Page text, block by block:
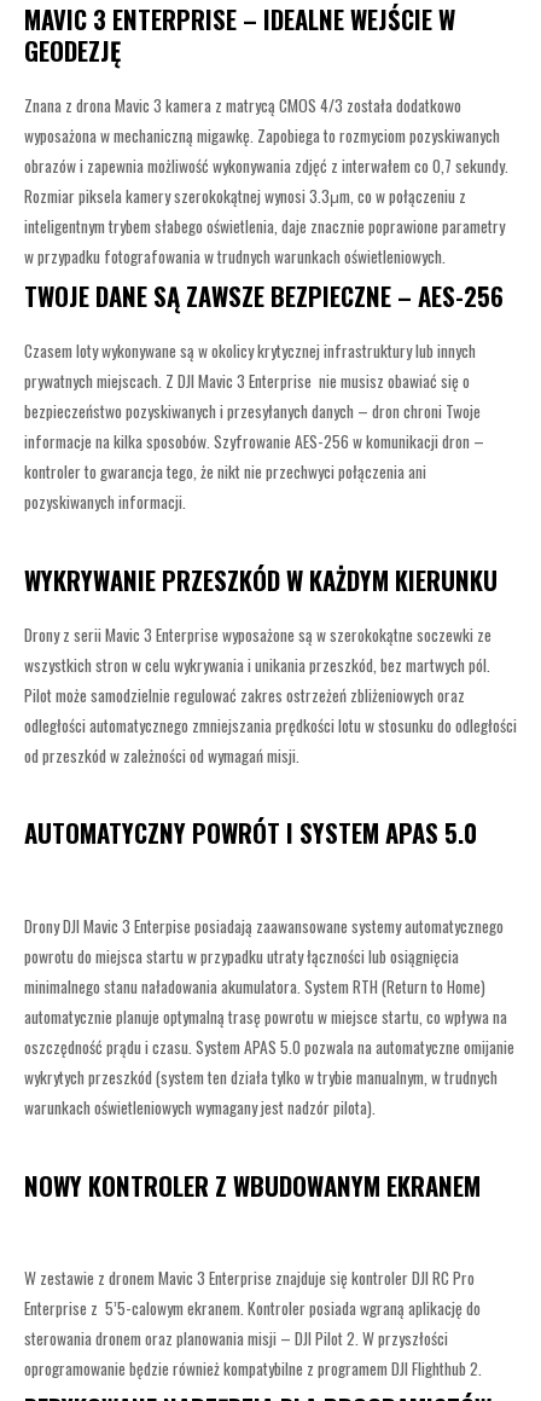
MAVIC 3 ENTERPRISE – IDEALNE WEJŚCIE W
GEODEZJĘ
Znana z drona Mavic 3 kamera z matrycą CMOS 4/3 została dodatkowo
wyposażona w mechaniczną migawkę. Zapobiega to rozmyciom pozyskiwanych
obrazów i zapewnia możliwość wykonywania zdjęć z interwałem co 0,7 sekundy.
Rozmiar piksela kamery szerokokątnej wynosi 3.3μm, co w połączeniu z
inteligentnym trybem słabego oświetlenia, daje znacznie poprawione parametry
w przypadku fotografowania w trudnych warunkach oświetleniowych.
TWOJE DANE SĄ ZAWSZE BEZPIECZNE – AES-256
Czasem loty wykonywane są w okolicy krytycznej infrastruktury lub innych
prywatnych miejscach. Z DJI Mavic 3 Enterprise nie musisz obawiać się o
bezpieczeństwo pozyskiwanych i przesyłanych danych – dron chroni Twoje
informacje na kilka sposobów. Szyfrowanie AES-256 w komunikacji dron –
kontroler to gwarancja tego, że nikt nie przechwyci połączenia ani
pozyskiwanych informacji.
WYKRYWANIE PRZESZKÓD W KAŻDYM KIERUNKU
Drony z serii Mavic 3 Enterprise wyposażone są w szerokokątne soczewki ze
wszystkich stron w celu wykrywania i unikania przeszkód, bez martwych pól.
Pilot może samodzielnie regulować zakres ostrzeżeń zbliżeniowych oraz
odległości automatycznego zmniejszania prędkości lotu w stosunku do odległości
od przeszkód w zależności od wymagań misji.
AUTOMATYCZNY POWRÓT I SYSTEM APAS 5.0
Drony DJI Mavic 3 Enterpise posiadają zaawansowane systemy automatycznego
powrotu do miejsca startu w przypadku utraty łączności lub osiągnięcia
minimalnego stanu naładowania akumulatora. System RTH (Return to Home)
automatycznie planuje optymalną trasę powrotu w miejsce startu, co wpływa na
oszczędność prądu i czasu. System APAS 5.0 pozwala na automatyczne omijanie
wykrytych przeszkód (system ten działa tylko w trybie manualnym, w trudnych
warunkach oświetleniowych wymagany jest nadzór pilota).
NOWY KONTROLER Z WBUDOWANYM EKRANEM
W zestawie z dronem Mavic 3 Enterprise znajduje się kontroler DJI RC Pro
Enterprise z 5’5-calowym ekranem. Kontroler posiada wgraną aplikację do
sterowania dronem oraz planowania misji – DJI Pilot 2. W przyszłości
oprogramowanie będzie również kompatybilne z programem DJI Flighthub 2.